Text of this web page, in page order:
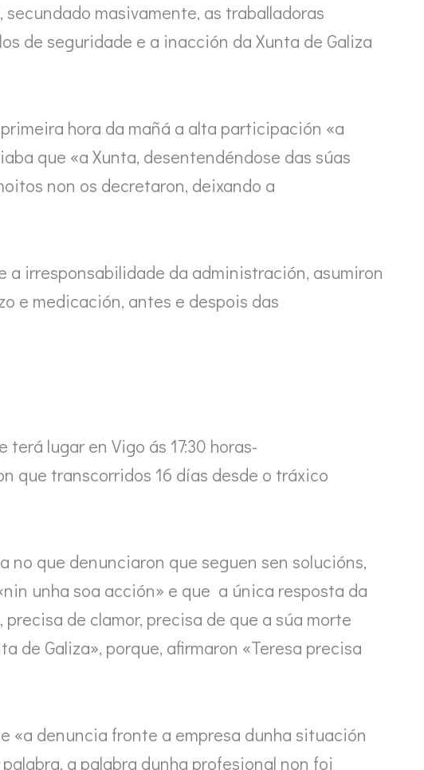
masivamente, as traballadoras
de seguridade e a inacción da Xunta de Galiza
hora da mañá a alta participación «a
que «a Xunta, desentendéndose das súas
non os decretaron, deixando a
a irresponsabilidade da administración, asumiron
e medicación, antes e despois das
lugar en Vigo ás 17:30 horas-
que transcorridos 16 días desde o tráxico
que denunciaron que seguen sen solucións,
unha soa acción» e que a única resposta da
de clamor, precisa de que a súa morte
de Galiza», porque, afirmaron «Teresa precisa
«a denuncia fronte a empresa dunha situación
a palabra dunha profesional non foi